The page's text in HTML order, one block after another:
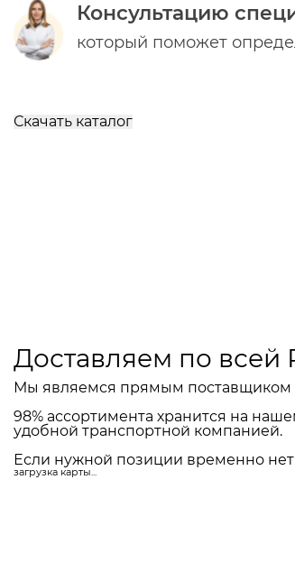
Консультацию
который поможет
Скачать каталог
Доставляем по всей
Мы являемся прямым поставщиком
98% ассортимента хранится на
удобной транспортной компанией.
Если нужной позиции временно нет
загрузка карты...